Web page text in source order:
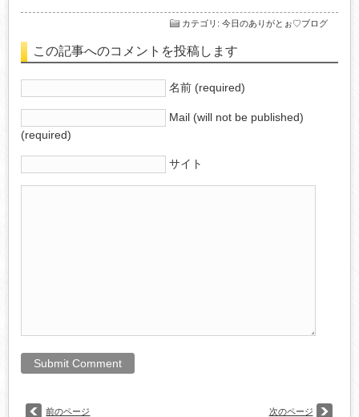
カテゴリ : 今日のありがとぉ♡ブログ
この記事へのコメントを投稿します
名前 (required)
Mail (will not be published)
(required)
サイト
前のページ 次のページ